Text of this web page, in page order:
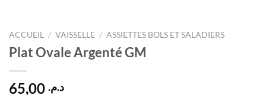
ACCUEIL / VAISSELLE / ASSIETTES BOLS ET SALADIERS
Plat Ovale Argenté GM
د.م.